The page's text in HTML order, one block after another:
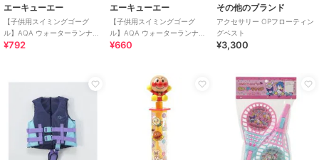
エーキューエー
【子供用スイミングゴーグ
ル】AQA ウォーターランナー
キッズクリック KM-1640
¥792
エーキューエー
【子供用スイミングゴーグ
ル】AQA ウォーターランナー
フィットキッズ KM-1641
¥660
その他のブランド
アクセサリー OPフローティン
グベスト
¥3,300